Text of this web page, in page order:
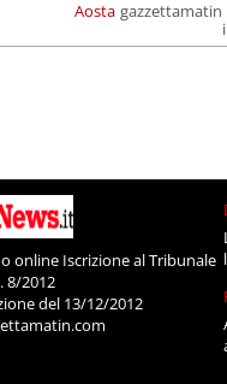
Aosta gazzettamatin
online Iscrizione al Tribunale
8/2012
del 13/12/2012